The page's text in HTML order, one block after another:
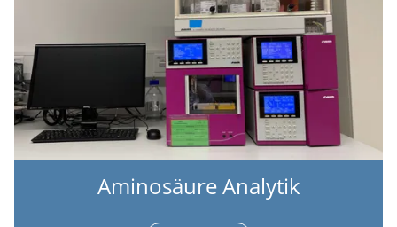
Aminosäure Analytik